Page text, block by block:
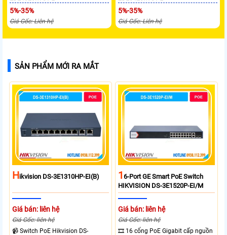
5%-35%
Giá Gốc: Liên hệ
5%-35%
Giá Gốc: Liên hệ
SẢN PHẨM MỚI RA MẮT
HIkvision DS-3E1310HP-EI(B)
Giá bán: liên hệ
Giá Gốc: liên hệ
📹 Switch PoE Hikvision DS-
16-Port GE Smart PoE Switch
HIKVISION DS-3E1520P-EI/M
Giá bán: liên hệ
Giá Gốc: liên hệ
🎞 16 cổng PoE Gigabit cấp nguồn